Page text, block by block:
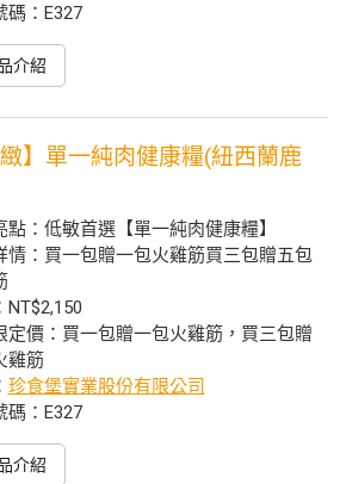
碼：E327
介紹
緻】單一純肉健康糧(紐西蘭鹿
點：低敏首選【單一純肉健康糧】
情：買一包贈一包火雞筋買三包贈五包
NT$2,150
定價：買一包贈一包火雞筋，買三包贈
雞筋
珍食堡實業股份有限公司
碼：E327
介紹